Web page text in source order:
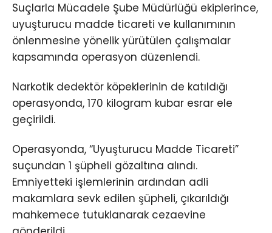
Suçlarla Mücadele Şube Müdürlüğü ekiplerince,
uyuşturucu madde ticareti ve kullanımının
önlenmesine yönelik yürütülen çalışmalar
kapsamında operasyon düzenlendi.
Narkotik dedektör köpeklerinin de katıldığı
operasyonda, 170 kilogram kubar esrar ele
geçirildi.
Operasyonda, “Uyuşturucu Madde Ticareti”
suçundan 1 şüpheli gözaltına alındı.
Emniyetteki işlemlerinin ardından adli
makamlara sevk edilen şüpheli, çıkarıldığı
mahkemece tutuklanarak cezaevine